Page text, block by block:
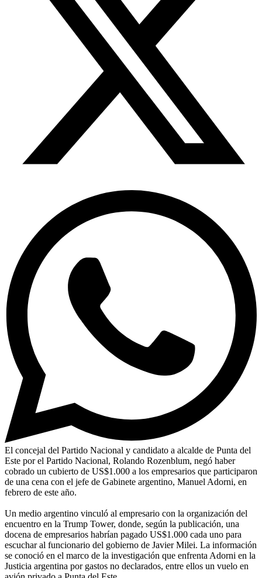
El concejal del Partido Nacional y candidato a alcalde de Punta del
Este por el Partido Nacional, Rolando Rozenblum, negó haber
cobrado un cubierto de US$1.000 a los empresarios que participaron
de una cena con el jefe de Gabinete argentino, Manuel Adorni, en
febrero de este año.
Un medio argentino vinculó al empresario con la organización del
encuentro en la Trump Tower, donde, según la publicación, una
docena de empresarios habrían pagado US$1.000 cada uno para
escuchar al funcionario del gobierno de Javier Milei. La información
se conoció en el marco de la investigación que enfrenta Adorni en la
Justicia argentina por gastos no declarados, entre ellos un vuelo en